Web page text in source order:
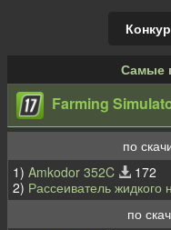
Самые
Farming
по
1) Amkodor 352C
172
2) Рассеиватель
по